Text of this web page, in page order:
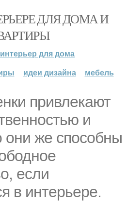
ДЛЯ ДОМА И
интерьер для дома
идеи дизайна мебель
привлекают
и
они же способны
если
в интерьере.